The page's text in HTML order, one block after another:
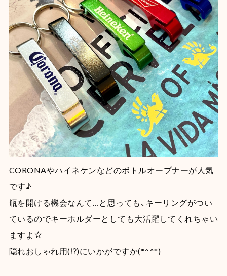
CORONAやハイネケンなどのボトルオープナーが人気
です♪
瓶を開ける機会なんて…と思っても、キーリングがつい
ているのでキーホルダーとしても大活躍してくれちゃい
ますよ☆
隠れおしゃれ用(⁉)にいかがですか(*^^*)